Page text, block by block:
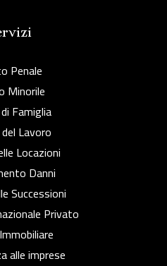
Penale
Minorile
Famiglia
Lavoro
Locazioni
Danni
Successioni
Privato
alle imprese